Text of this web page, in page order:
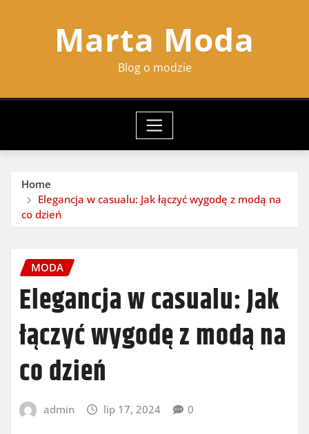
Marta Moda
Blog o modzie
Home
Elegancja w casualu: Jak łączyć wygodę z modą na
co dzień
MODA
Elegancja w casualu: Jak
łączyć wygodę z modą na
co dzień
admin lip 17, 2024 0